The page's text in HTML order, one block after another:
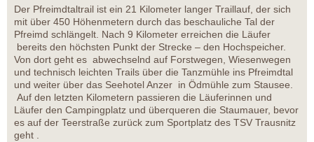
Der Pfreimdtaltrail ist ein 21 Kilometer langer Traillauf, der sich
mit über 450 Höhenmetern durch das beschauliche Tal der
Pfreimd schlängelt. Nach 9 Kilometer erreichen die Läufer
bereits den höchsten Punkt der Strecke – den Hochspeicher.
Von dort geht es abwechselnd auf Forstwegen, Wiesenwegen
und technisch leichten Trails über die Tanzmühle ins Pfreimdtal
und weiter über das Seehotel Anzer in Ödmühle zum Stausee.
Auf den letzten Kilometern passieren die Läuferinnen und
Läufer den Campingplatz und überqueren die Staumauer, bevor
es auf der Teerstraße zurück zum Sportplatz des TSV Trausnitz
geht .